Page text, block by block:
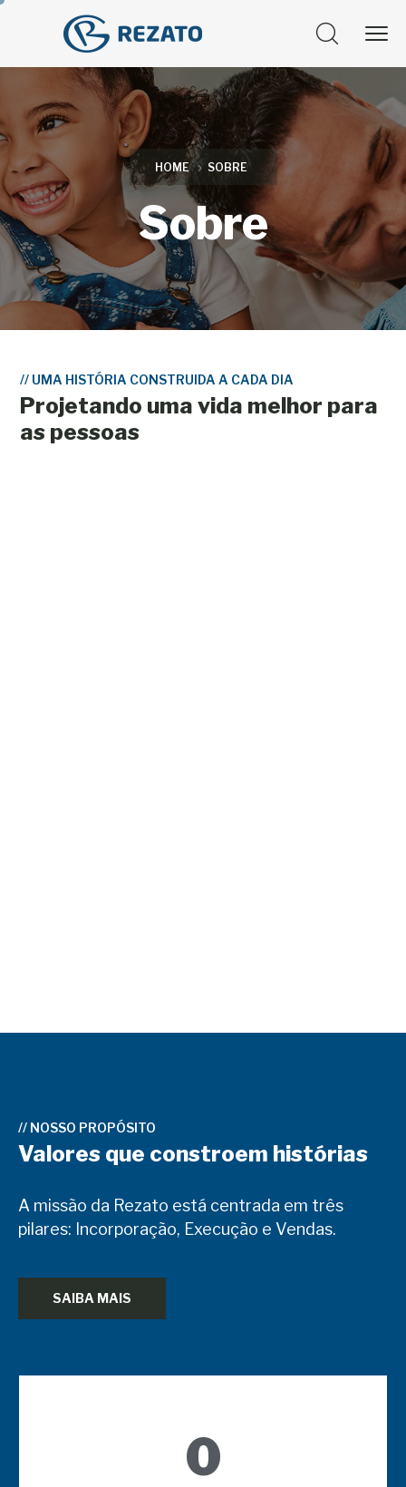
HOME SOBRE
Sobre
// UMA HISTÓRIA CONSTRUIDA A CADA DIA
Projetando uma vida melhor para
as pessoas
// NOSSO PROPÓSITO
Valores que constroem histórias
A missão da Rezato está centrada em três
pilares: Incorporação, Execução e Vendas.
SAIBA MAIS
0